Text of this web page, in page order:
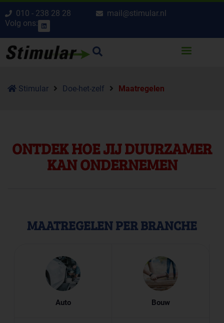
010 - 238 28 28
mail@stimular.nl
Volg ons:
Stimular Doe-het-zelf Maatregelen
ONTDEK HOE JIJ DUURZAMER
KAN ONDERNEMEN
MAATREGELEN PER BRANCHE
Auto Bouw